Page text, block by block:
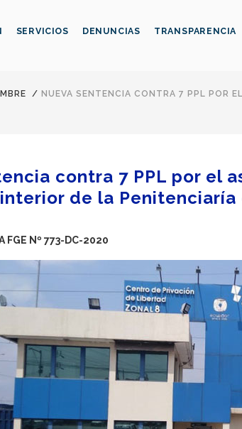
SERVICIOS DENUNCIAS TRANSPARENCIA
/ NUEVA SENTENCIA CONTRA 7 PPL POR
contra 7 PPL por el
interior de la
FGE Nº 773-DC-2020